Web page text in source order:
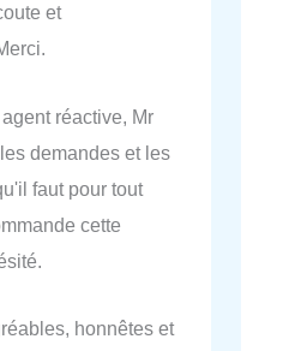
et
réactive, Mr
demandes et les
faut pour tout
cette
honnêtes et